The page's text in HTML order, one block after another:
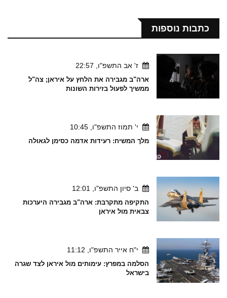
כתבות נוספות
ז' אב התשפ"ו, 22:57
ארה"ב מגבירה את הלחץ על איראן; צה"ל
ממשיך לפעול בזירות השונות
י' תמוז התשפ"ו, 10:45
מלך המשיח: רעידות אדמה כסימן לגאולה
ב' סיון התשפ"ו, 12:01
התקיפה מתקרבת: ארה"ב מגבירה היערכות
צבאית מול איראן
י"ח אייר התשפ"ו, 11:12
הסלמה במפרץ: עימותים מול איראן לצד שגרה
בישראל